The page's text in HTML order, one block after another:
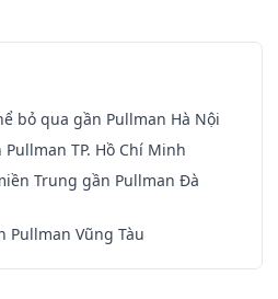
bỏ qua gần Pullman Hà Nội
TP. Hồ Chí Minh
Trung gần Pullman Đà
Pullman Vũng Tàu